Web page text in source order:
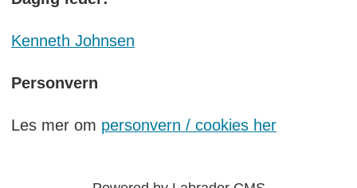
Kenneth Johnsen
Personvern
Les mer om personvern / cookies her